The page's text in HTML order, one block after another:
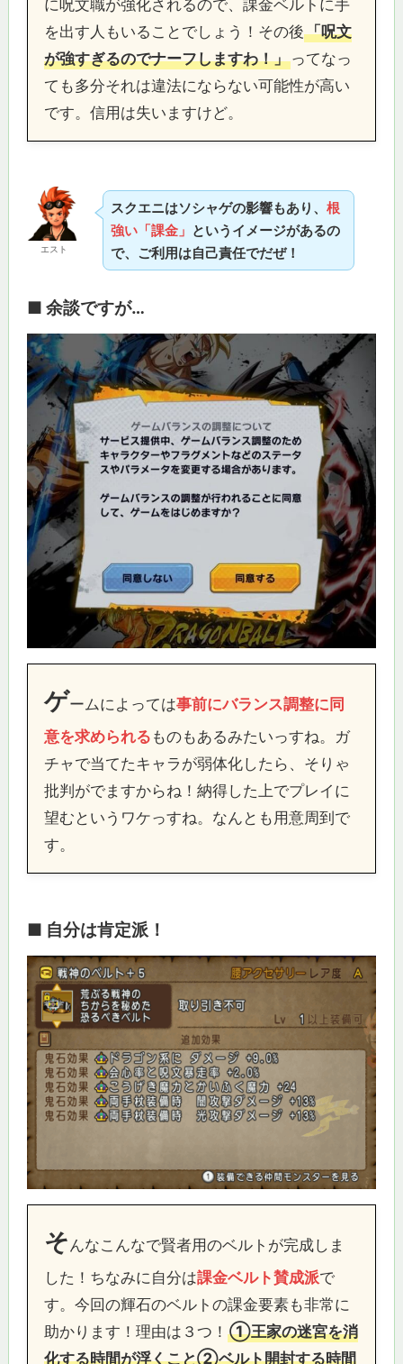
に呪文職が強化されるので、課金ベルトに手
を出す人もいることでしょう！その後「呪文
が強すぎるのでナーフしますわ！」ってなっ
ても多分それは違法にならない可能性が高い
です。信用は失いますけど。
エスト
スクエニはソシャゲの影響もあり、 根
強い「課金」 というイメージがあるの
で、ご利用は自己責任でだぜ！
■ 余談ですが…
ゲームによっては事前にバランス調整に同
意を求められる ものもあるみたいっすね。ガ
チャで当てたキャラが弱体化したら、そりゃ
批判がでますからね！納得した上でプレイに
望むというワケっすね。なんとも用意周到で
す。
■ 自分は肯定派！
そんなこんなで賢者用のベルトが完成しま
した！ちなみに自分は課金ベルト賛成派で
す。今回の輝石のベルトの課金要素も非常に
助かります！理由は３つ！ ①王家の迷宮を消
化する時間が浮くこと②ベルト開封する時間